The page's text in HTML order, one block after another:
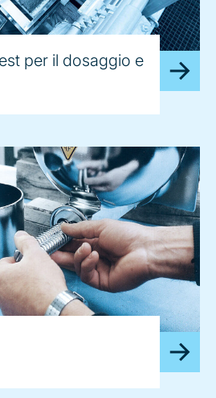
per il dosaggio e